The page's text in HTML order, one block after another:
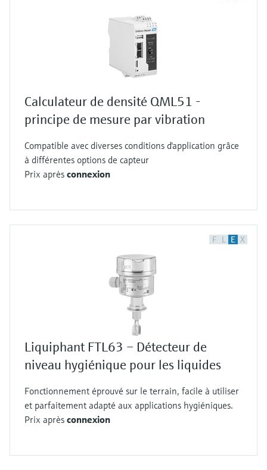
Calculateur de densité QML51 -
principe de mesure par vibration
Compatible avec diverses conditions d'application grâce
à différentes options de capteur
Prix après connexion
F L E X
Liquiphant FTL63 – Détecteur de
niveau hygiénique pour les liquides
Fonctionnement éprouvé sur le terrain, facile à utiliser
et parfaitement adapté aux applications hygiéniques.
Prix après connexion